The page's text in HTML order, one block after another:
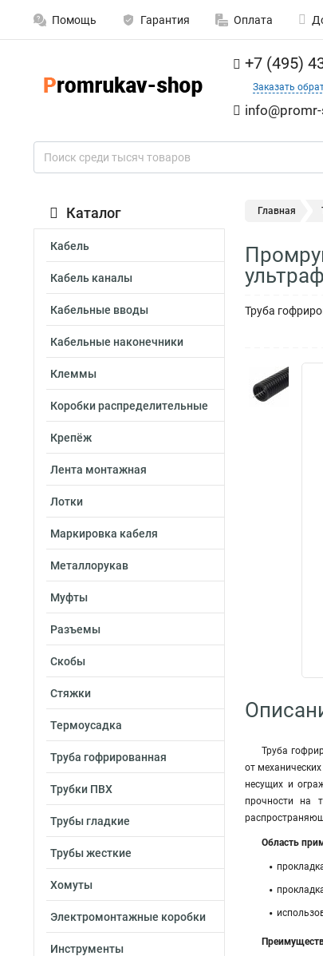
Помощь Гарантия Оплата
+7 (495)
Заказать
Каталог
Кабель
Кабель каналы
Кабельные вводы
Кабельные наконечники
Клеммы
Коробки распределительные
Крепёж
Лента монтажная
Лотки
Маркировка кабеля
Металлорукав
Муфты
Разъемы
Скобы
Стяжки
Термоусадка
Труба гофрированная
Трубки ПВХ
Трубы гладкие
Трубы жесткие
Хомуты
Электромонтажные коробки
Инструменты
Главная
Труба
Труба
от
несущих и
прочности на
Область